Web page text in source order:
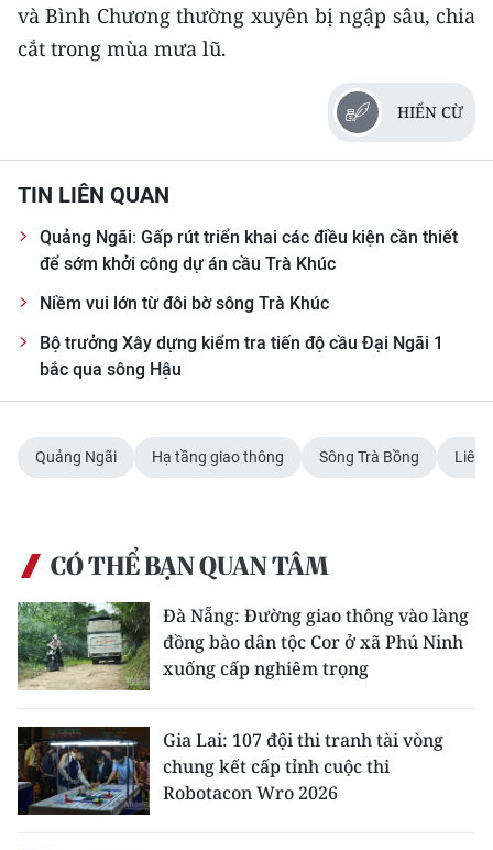
và Bình Chương thường xuyên bị ngập sâu, chia
cắt trong mùa mưa lũ.
HIỂN CỪ
TIN LIÊN QUAN
Quảng Ngãi: Gấp rút triển khai các điều kiện cần thiết
để sớm khởi công dự án cầu Trà Khúc
Niềm vui lớn từ đôi bờ sông Trà Khúc
Bộ trưởng Xây dựng kiểm tra tiến độ cầu Đại Ngãi 1
bắc qua sông Hậu
Quảng Ngãi Hạ tầng giao thông Sông Trà Bồng Liên
CÓ THỂ BẠN QUAN TÂM
Đà Nẵng: Đường giao thông vào làng
đồng bào dân tộc Cor ở xã Phú Ninh
xuống cấp nghiêm trọng
Gia Lai: 107 đội thi tranh tài vòng
chung kết cấp tỉnh cuộc thi
Robotacon Wro 2026